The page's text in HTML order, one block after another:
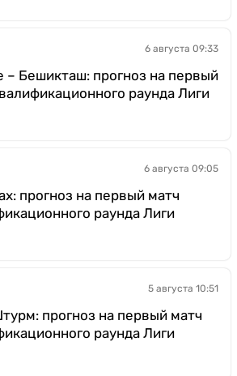
6 августа 09:33
– Бешикташ: прогноз на первый
раунда Лиги
6 августа 09:05
прогноз на первый матч
раунда Лиги
5 августа 10:51
прогноз на первый матч
раунда Лиги